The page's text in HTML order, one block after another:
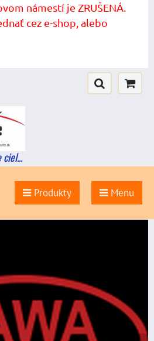
námestí je ZRUŠENÁ.
cez e-shop, alebo
Produkty Menu